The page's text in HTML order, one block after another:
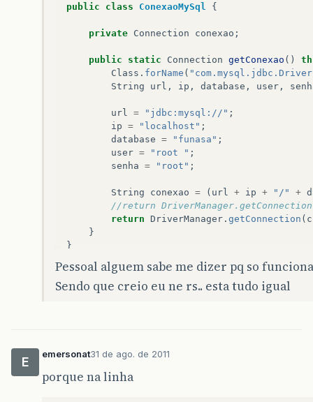
public
class ConexaoMySql {
private Connection conexao ;
public static Connection getConexao ()
Class . forName (
String
url , ip , database , user ,
url = "jdbc:mysql://" ;
ip = "localhost" ;
database = "funasa" ;
user = "root " ;
senha = "root" ;
String conexao = ( url + ip + "/" +
//return
return DriverManager . getConnection (
}
}
Pessoal alguem sabe me dizer pq so
Sendo que creio eu ne rs.. esta tudo igual
E
emersonat31 de ago. de 2011
porque na linha